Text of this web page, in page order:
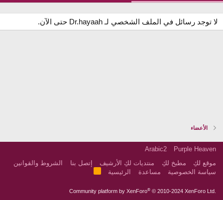
لا توجد رسائل في الملف الشخصي لـ Dr.hayaah حتى الآن.
الأعضاء
Purple Heaven
Arabic2
موقع لكِ
مطبخ لكِ منتديات لكِ الأرشيف إتصل بنا
الشروط والقوانين
سياسة الخصوصية
مساعدة الرئيسية
Community platform by XenForo® © 2010-2024 XenForo Ltd.